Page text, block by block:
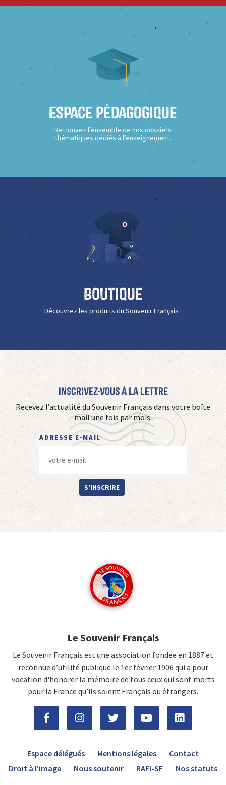
Espace Pédagogique
Retrouvez l’ensemble de nos dossiers
thématiques dédiés à l’enseignement.
Boutique
Découvrez les produits du Souvenir Français !
Inscrivez-vous à La Lettre
Recevez l’actualité du Souvenir Français dans votre boîte
mail une fois par mois.
ADRESSE E-MAIL
S'INSCRIRE
Le Souvenir Français
Le Souvenir Français est une association fondée en 1887 et
reconnue d’utilité publique le 1er février 1906 qui a pour
vocation d'honorer la mémoire de tous ceux qui sont morts
pour la France qu’ils soient Français ou étrangers.
Espace délégués Mentions légales
Contact
Droit à l’image
Nous soutenir RAFI-SF Nos statuts